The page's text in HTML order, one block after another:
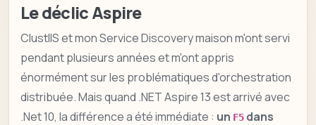
Le déclic Aspire
ClustIIS et mon Service Discovery maison m'ont servi
pendant plusieurs années et m'ont appris
énormément sur les problématiques d'orchestration
distribuée. Mais quand .NET Aspire 13 est arrivé avec
.Net 10, la différence a été immédiate : un F5 dans